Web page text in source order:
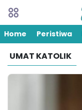
Home Peristiwa
UMAT KATOLIK